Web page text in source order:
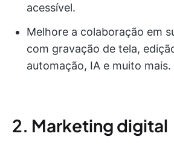
acessível.
Melhore a colaboração em
com gravação de tela,
automação, IA e muito mais.
2. Marketing digital